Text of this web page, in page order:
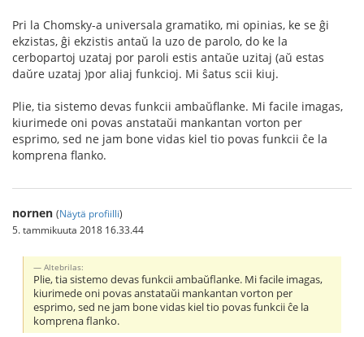
Pri la Chomsky-a universala gramatiko, mi opinias, ke se ĝi
ekzistas, ĝi ekzistis antaŭ la uzo de parolo, do ke la
cerbopartoj uzataj por paroli estis antaŭe uzitaj (aŭ estas
daŭre uzataj )por aliaj funkcioj. Mi ŝatus scii kiuj.
Plie, tia sistemo devas funkcii ambaŭflanke. Mi facile imagas,
kiurimede oni povas anstataŭi mankantan vorton per
esprimo, sed ne jam bone vidas kiel tio povas funkcii ĉe la
komprena flanko.
nornen (Näytä profiilli)
5. tammikuuta 2018 16.33.44
Altebrilas:
Plie, tia sistemo devas funkcii ambaŭflanke. Mi facile imagas,
kiurimede oni povas anstataŭi mankantan vorton per
esprimo, sed ne jam bone vidas kiel tio povas funkcii ĉe la
komprena flanko.